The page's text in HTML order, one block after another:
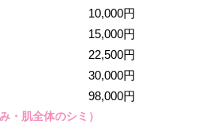
10,000円
15,000円
22,500円
30,000円
98,000円
・肌全体のシミ）